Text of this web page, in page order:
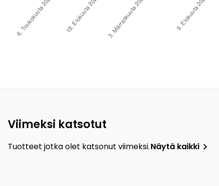
Viimeksi katsotut
Tuotteet jotka olet katsonut viimeksi.Näytä kaikki